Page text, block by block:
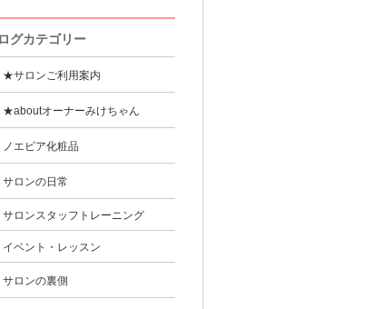
グカテゴリー
★サロンご利用案内
★aboutオーナーみけちゃん
ノエビア化粧品
サロンの日常
サロンスタッフトレーニング
イベント・レッスン
サロンの裏側